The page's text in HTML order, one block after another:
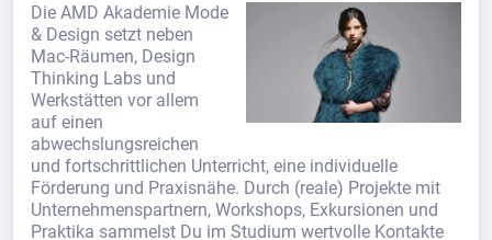
Die AMD Akademie Mode
& Design setzt neben
Mac-Räumen, Design
Thinking Labs und
Werkstätten vor allem
auf einen
abwechslungsreichen
und fortschrittlichen Unterricht, eine individuelle
Förderung und Praxisnähe. Durch (reale) Projekte mit
Unternehmenspartnern, Workshops, Exkursionen und
Praktika sammelst Du im Studium wertvolle Kontakte